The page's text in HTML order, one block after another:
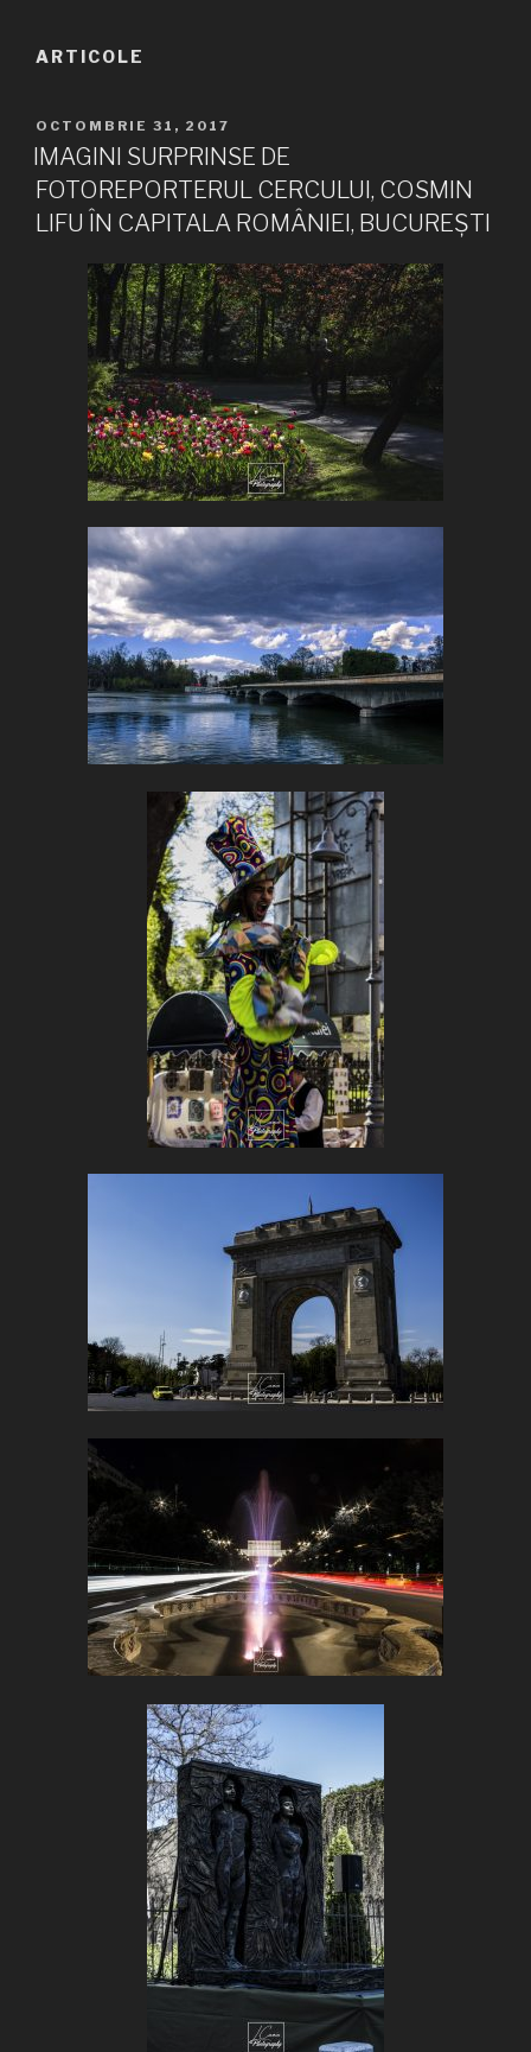
ARTICOLE
PUBLICAT
PE
OCTOMBRIE 31, 2017
IMAGINI SURPRINSE DE
FOTOREPORTERUL CERCULUI, COSMIN
LIFU ÎN CAPITALA ROMÂNIEI, BUCUREȘTI